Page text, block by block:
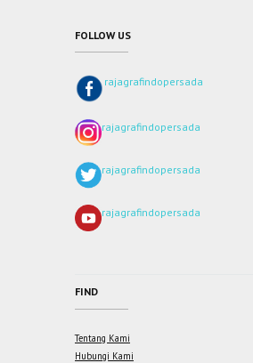
FOLLOW US
rajagrafindopersada
rajagrafindopersada
rajagrafindopersada
rajagrafindopersada
FIND
Tentang Kami
Hubungi Kami